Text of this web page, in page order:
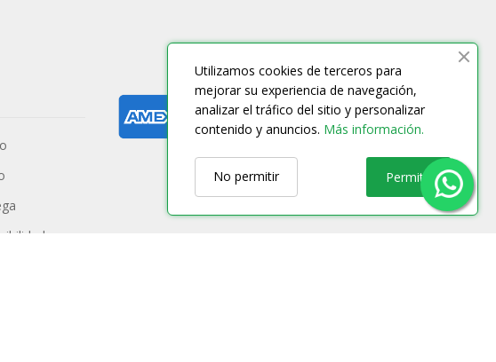
Utilizamos cookies de terceros para
mejorar su experiencia de navegación,
analizar el tráfico del sitio y personalizar
contenido y anuncios. Más información.
Permitir
No permitir